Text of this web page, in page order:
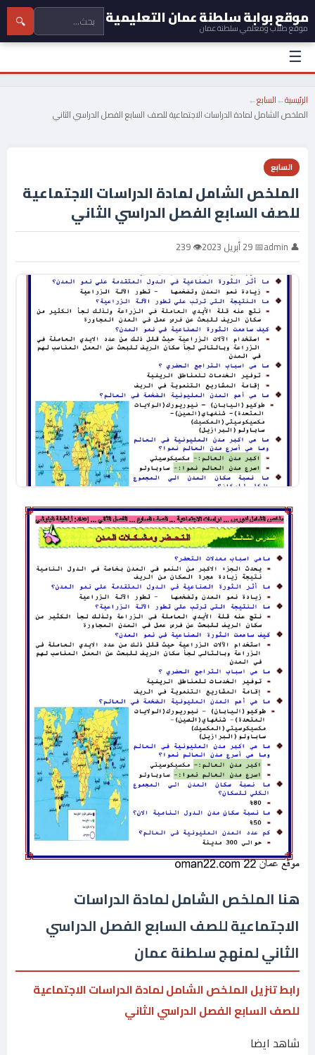
موقع بوابة سلطنة عمان التعليمية
موقع طلاب ومعلمي سلطنة عمان 🔍
☰
الرئيسية←السابع←
الملخص الشامل لمادة الدراسات الاجتماعية للصف السابع الفصل الدراسي الثاني
السابع
الملخص الشامل لمادة الدراسات الاجتماعية
للصف السابع الفصل الدراسي الثاني
👤 admin 📅 29 أبريل 2023 👁 239
هنا الملخص الشامل لمادة الدراسات
الاجتماعية للصف السابع الفصل الدراسي
الثاني لمنهج سلطنة عمان
رابط تنزيل الملخص الشامل لمادة الدراسات الاجتماعية
للصف السابع الفصل الدراسي الثاني
شاهد ايضا